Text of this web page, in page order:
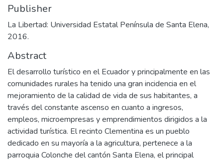
Publisher
La Libertad: Universidad Estatal Península de Santa Elena,
2016.
Abstract
El desarrollo turístico en el Ecuador y principalmente en las
comunidades rurales ha tenido una gran incidencia en el
mejoramiento de la calidad de vida de sus habitantes, a
través del constante ascenso en cuanto a ingresos,
empleos, microempresas y emprendimientos dirigidos a la
actividad turística. El recinto Clementina es un pueblo
dedicado en su mayoría a la agricultura, pertenece a la
parroquia Colonche del cantón Santa Elena, el principal